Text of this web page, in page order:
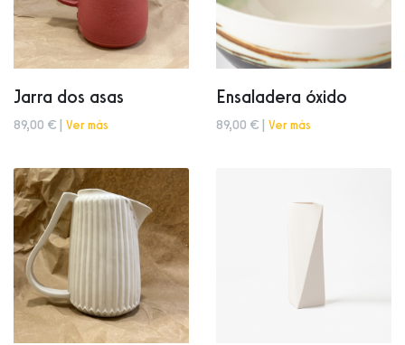
Jarra dos asas
89,00 € | Ver más
Ensaladera óxido
89,00 € | Ver más